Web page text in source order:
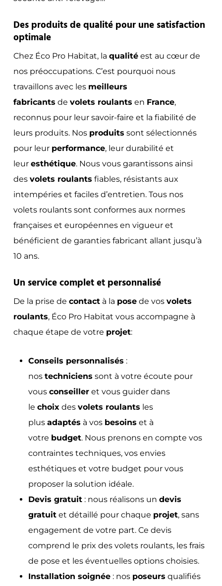
Des produits de qualité pour une satisfaction
optimale
Chez Éco Pro Habitat, la qualitéest au cœur de
nos préoccupations. C’est pourquoi nous
travaillons avec les meilleurs
fabricants de volets roulants en France,
reconnus pour leur savoir-faire et la fiabilité de
leurs produits. Nos produits sont sélectionnés
pour leur performance, leur durabilité et
leur esthétique. Nous vous garantissons ainsi
des volets roulants fiables, résistants aux
intempéries et faciles d’entretien. Tous nos
volets roulants sont conformes aux normes
françaises et européennes en vigueur et
bénéficient de garanties fabricant allant jusqu’à
10 ans.
Un service complet et personnalisé
De la prise de contactà la posede vos volets
roulants, Éco Pro Habitat vous accompagne à
chaque étape de votre projet:
Conseils personnalisés :
nos techniciens sont à votre écoute pour
vous conseilleret vous guider dans
le choix des volets roulants les
plus adaptés à vos besoins et à
votre budget. Nous prenons en compte vos
contraintes techniques, vos envies
esthétiques et votre budget pour vous
proposer la solution idéale.
Devis gratuit: nous réalisons un devis
gratuitet détaillé pour chaque projet, sans
engagement de votre part. Ce devis
comprend le prix des volets roulants, les frais
de pose et les éventuelles options choisies.
Installation soignée: nos poseurs qualifiés